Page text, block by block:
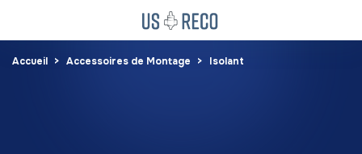
Accueil Accessoires de Montage Isolant